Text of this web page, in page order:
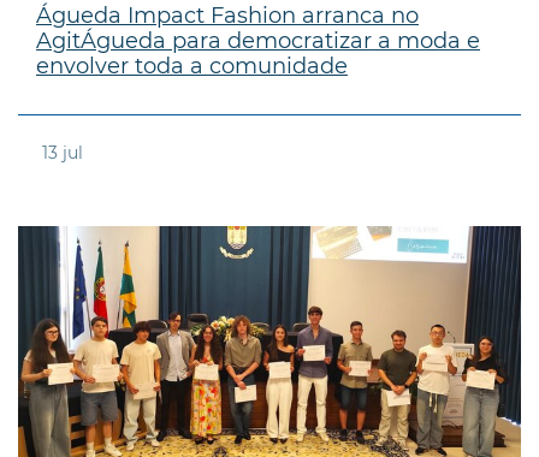
Águeda Impact Fashion arranca no
AgitÁgueda para democratizar a moda e
envolver toda a comunidade
13 jul